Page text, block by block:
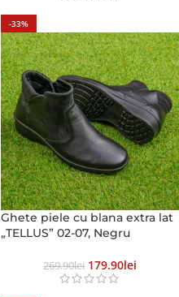
-33%
Ghete piele cu blana extra lat
„TELLUS” 02-07, Negru
269.90Lei 179.90Lei